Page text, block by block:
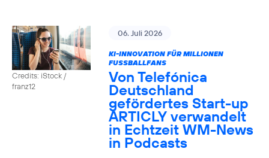
Credits: iStock /
franz12
06. Juli 2026
KI-INNOVATION FÜR MILLIONEN
FUSSBALLFANS
Von Telefónica
Deutschland
gefördertes Start-up
ARTICLY verwandelt
in Echtzeit WM-News
in Podcasts